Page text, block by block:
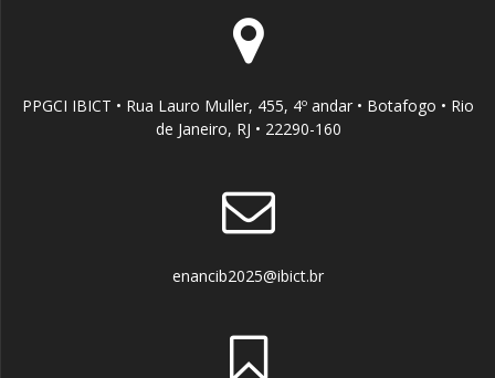
PPGCI IBICT • Rua Lauro Muller, 455, 4º andar • Botafogo • Rio
de Janeiro, RJ • 22290-160
enancib2025@ibict.br